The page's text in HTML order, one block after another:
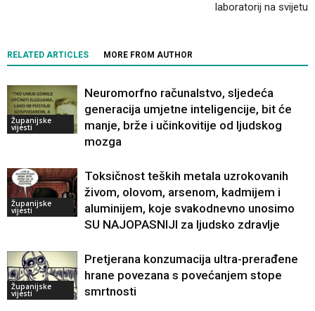
laboratorij na svijetu
RELATED ARTICLES MORE FROM AUTHOR
Županijske
vijesti
Neuromorfno računalstvo, sljedeća
generacija umjetne inteligencije, bit će
manje, brže i učinkovitije od ljudskog
mozga
Županijske
vijesti
Toksičnost teških metala uzrokovanih
živom, olovom, arsenom, kadmijem i
aluminijem, koje svakodnevno unosimo
SU NAJOPASNIJI za ljudsko zdravlje
Županijske
vijesti
Pretjerana konzumacija ultra-prerađene
hrane povezana s povećanjem stope
smrtnosti